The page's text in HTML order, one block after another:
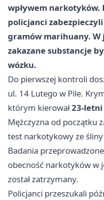
wpływem narkotyków.
policjanci zabezpieczyli
gramów marihuany. W
zakazane substancje
wózku.
Do pierwszej kontroli
ul. 14 Lutego w Pile.
którym kierował23-letni
Mężczyzna od początku
test narkotykowy ze
Badania
obecność narkotyków w
został zatrzymany.
Policjanci przeszukali